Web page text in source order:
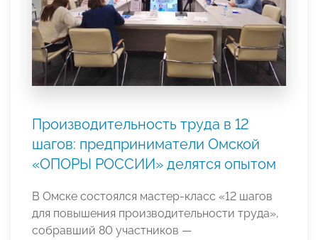
Производительность труда в 12
шагов: предприниматели Омской
«ОПОРЫ РОССИИ» делятся опытом
В Омске состоялся мастер-класс «12 шагов
для повышения производительности труда»,
собравший 80 участников —